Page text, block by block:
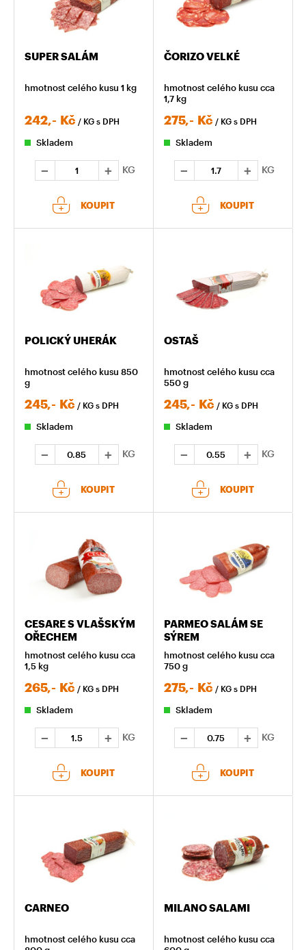
SUPER SALÁM
hmotnost celého kusu 1 kg
242,- Kč / KG s DPH
Skladem
KG
KOUPIT
ČORIZO VELKÉ
hmotnost celého kusu cca
1,7 kg
275,- Kč / KG s DPH
Skladem
KG
KOUPIT
POLICKÝ UHERÁK
hmotnost celého kusu 850
g
245,- Kč / KG s DPH
Skladem
KG
KOUPIT
OSTAŠ
hmotnost celého kusu cca
550 g
245,- Kč / KG s DPH
Skladem
KG
KOUPIT
CESARE S VLAŠSKÝM
OŘECHEM
hmotnost celého kusu cca
1,5 kg
265,- Kč / KG s DPH
Skladem
KG
KOUPIT
PARMEO SALÁM SE
SÝREM
hmotnost celého kusu cca
750 g
275,- Kč / KG s DPH
Skladem
KG
KOUPIT
CARNEO
hmotnost celého kusu cca
MILANO SALAMI
hmotnost celého kusu cca